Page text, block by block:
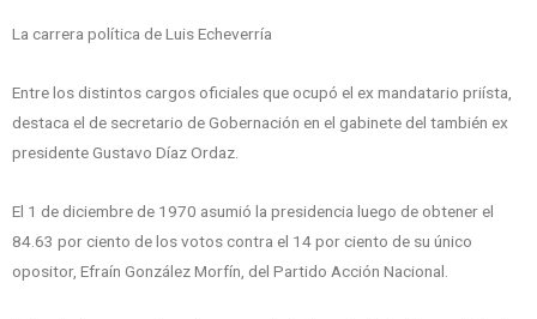
La carrera política de Luis Echeverría
Entre los distintos cargos oficiales que ocupó el ex mandatario priísta,
destaca el de secretario de Gobernación en el gabinete del también ex
presidente Gustavo Díaz Ordaz.
El 1 de diciembre de 1970 asumió la presidencia luego de obtener el
84.63 por ciento de los votos contra el 14 por ciento de su único
opositor, Efraín González Morfín, del Partido Acción Nacional.